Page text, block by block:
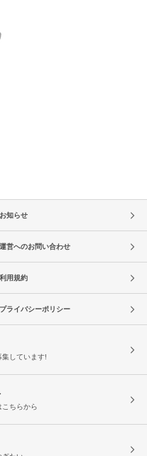
お知らせ
運営へのお問い合わせ
利用規約
プライバシーポリシー
集しています!
こちらから